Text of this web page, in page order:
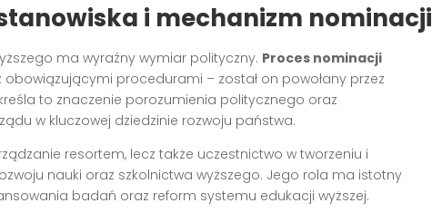
i mechanizm nominacji
ma wyraźny wymiar polityczny. Proces nominacji
obowiązującymi procedurami – został on powołany przez
to znaczenie porozumienia politycznego oraz
w kluczowej dziedzinie rozwoju państwa.
resortem, lecz także uczestnictwo w tworzeniu i
nauki oraz szkolnictwa wyższego. Jego rola ma istotny
badań oraz reform systemu edukacji wyższej.